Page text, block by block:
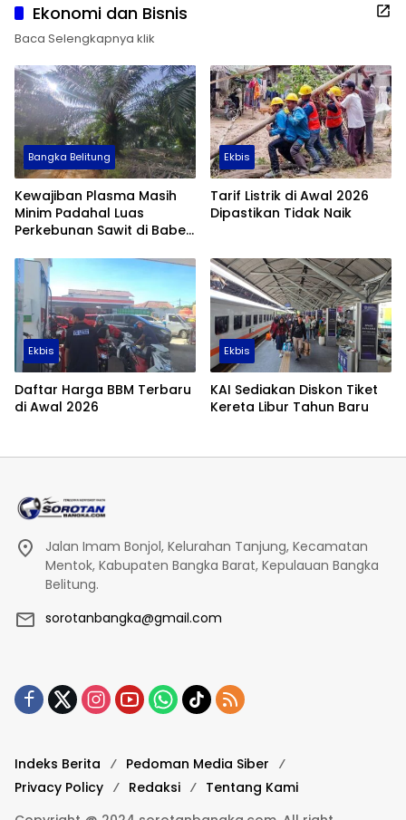
Ekonomi dan Bisnis
Baca Selengkapnya klik
Bangka Belitung
Kewajiban Plasma Masih
Minim Padahal Luas
Perkebunan Sawit di Babel
Ekbis
Tarif Listrik di Awal 2026
Dipastikan Tidak Naik
Ekbis
Daftar Harga BBM Terbaru
di Awal 2026
Ekbis
KAI Sediakan Diskon Tiket
Kereta Libur Tahun Baru
Jalan Imam Bonjol, Kelurahan Tanjung, Kecamatan
Mentok, Kabupaten Bangka Barat, Kepulauan Bangka
Belitung.
sorotanbangka@gmail.com
Indeks Berita
Pedoman Media Siber
Privacy Policy
Redaksi
Tentang Kami